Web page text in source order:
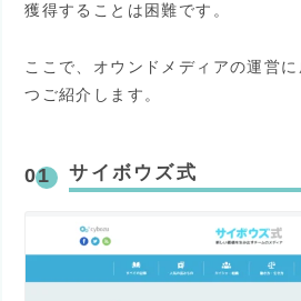
獲得することは困難です。
ここで、オウンドメディアの運営
つご紹介します。
サイボウズ式